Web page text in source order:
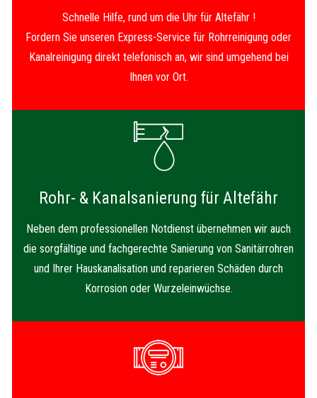
Schnelle Hilfe, rund um die Uhr für Altefähr !
Fordern Sie unseren Express-Service für Rohrreinigung oder
Kanalreinigung direkt telefonisch an, wir sind umgehend bei
Ihnen vor Ort.
Rohr- & Kanalsanierung für Altefähr
Neben dem professionellen Notdienst übernehmen wir auch
die sorgfältige und fachgerechte Sanierung von Sanitärrohren
und Ihrer Hauskanalisation und reparieren Schäden durch
Korrosion oder Wurzeleinwüchse.